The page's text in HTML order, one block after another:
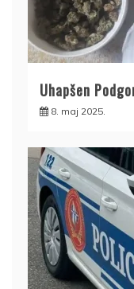
Uhapšen
8. maj 2025.